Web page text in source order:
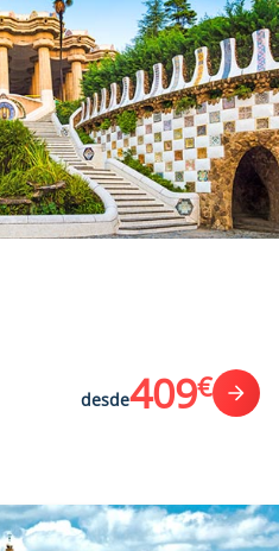
desde409€